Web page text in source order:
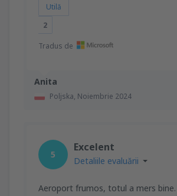
Anita
Poljska, Noiembrie 2024
Utilă
2
Tradus de
5
Excelent
Detaliile evaluării
Aeroport frumos, totul a mers bine.